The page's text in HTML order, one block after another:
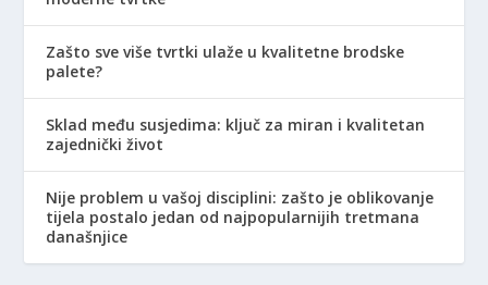
Zašto sve više tvrtki ulaže u kvalitetne brodske
palete?
Sklad među susjedima: ključ za miran i kvalitetan
zajednički život
Nije problem u vašoj disciplini: zašto je oblikovanje
tijela postalo jedan od najpopularnijih tretmana
današnjice